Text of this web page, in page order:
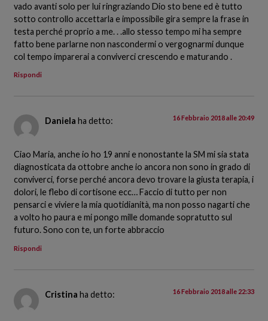
vado avanti solo per lui ringraziando Dio sto bene ed è tutto
sotto controllo accettarla e impossibile gira sempre la frase in
testa perché proprio a me. . .allo stesso tempo mi ha sempre
fatto bene parlarne non nascondermi o vergognarmi dunque
col tempo imparerai a conviverci crescendo e maturando .
Rispondi
Daniela ha detto: 16 Febbraio 2018 alle 20:49
Ciao Maria, anche io ho 19 anni e nonostante la SM mi sia stata
diagnosticata da ottobre anche io ancora non sono in grado di
conviverci, forse perché ancora devo trovare la giusta terapia, i
dolori, le flebo di cortisone ecc… Faccio di tutto per non
pensarci e viviere la mia quotidianità, ma non posso nagarti che
a volto ho paura e mi pongo mille domande sopratutto sul
futuro. Sono con te, un forte abbraccio
Rispondi
Cristina ha detto: 16 Febbraio 2018 alle 22:33